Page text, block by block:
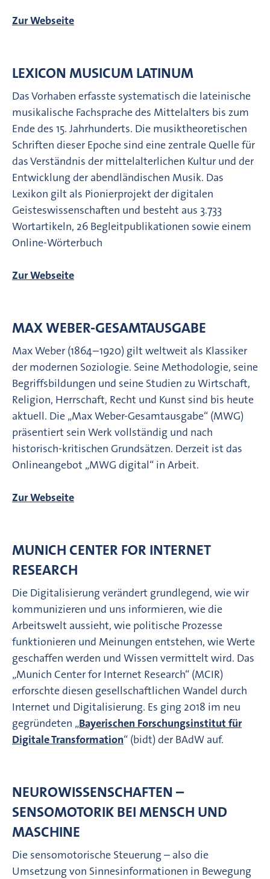
Zur Webseite
LEXICON MUSICUM LATINUM
Das Vorhaben erfasste systematisch die lateinische
musikalische Fachsprache des Mittelalters bis zum
Ende des 15. Jahrhunderts. Die musiktheoretischen
Schriften dieser Epoche sind eine zentrale Quelle für
das Verständnis der mittelalterlichen Kultur und der
Entwicklung der abendländischen Musik. Das
Lexikon gilt als Pionierprojekt der digitalen
Geisteswissenschaften und besteht aus 3.733
Wortartikeln, 26 Begleitpublikationen sowie einem
Online-Wörterbuch
Zur Webseite
MAX WEBER-GESAMTAUSGABE
Max Weber (1864–1920) gilt weltweit als Klassiker
der modernen Soziologie. Seine Methodologie, seine
Begriffsbildungen und seine Studien zu Wirtschaft,
Religion, Herrschaft, Recht und Kunst sind bis heute
aktuell. Die „Max Weber-Gesamtausgabe“ (MWG)
präsentiert sein Werk vollständig und nach
historisch-kritischen Grundsätzen. Derzeit ist das
Onlineangebot „MWG digital“ in Arbeit.
Zur Webseite
MUNICH CENTER FOR INTERNET
RESEARCH
Die Digitalisierung verändert grundlegend, wie wir
kommunizieren und uns informieren, wie die
Arbeitswelt aussieht, wie politische Prozesse
funktionieren und Meinungen entstehen, wie Werte
geschaffen werden und Wissen vermittelt wird. Das
„Munich Center for Internet Research“ (MCIR)
erforschte diesen gesellschaftlichen Wandel durch
Internet und Digitalisierung. Es ging 2018 im neu
gegründeten „Bayerischen Forschungsinstitut für
Digitale Transformation“ (bidt) der BAdW auf.
NEUROWISSENSCHAFTEN –
SENSOMOTORIK BEI MENSCH UND
MASCHINE
Die sensomotorische Steuerung – also die
Umsetzung von Sinnesinformationen in Bewegung